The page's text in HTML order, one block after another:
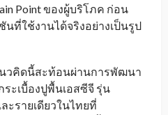
Point ของผู้บริโภค ก่อน
ที่ใช้งานได้จริงอย่างเป็นรูป
นวคิดนี้สะท้อนผ่านการพัฒนา
ะเบื้องปูพื้นเอสซีจี รุ่น
ะรายเดียวในไทยที่